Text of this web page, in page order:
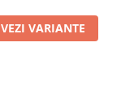
VEZI VARIANTE